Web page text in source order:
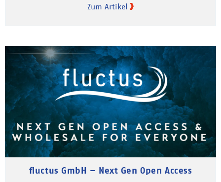
Zum Artikel
fluctus GmbH – Next Gen Open Access